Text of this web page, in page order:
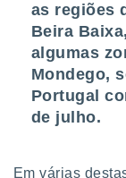
sitio
IP e
de
possam
seus
qual se
as regiões
Beira
algumas
Mondego,
Portugal
de julho.
Em várias